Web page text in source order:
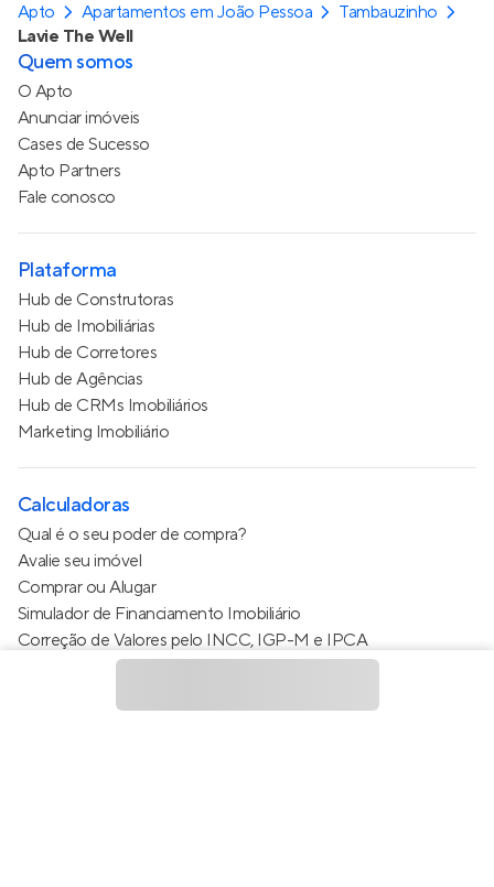
Apto Apartamentos em João Pessoa
Tambauzinho
Lavie The Well
Quem somos
O Apto
Anunciar imóveis
Cases de Sucesso
Apto Partners
Fale conosco
Plataforma
Hub de Construtoras
Hub de Imobiliárias
Hub de Corretores
Hub de Agências
Hub de CRMs Imobiliários
Marketing Imobiliário
Calculadoras
Qual é o seu poder de compra?
Avalie seu imóvel
Comprar ou Alugar
Simulador de Financiamento Imobiliário
Correção de Valores pelo INCC, IGP-M e IPCA
Estimativa de valor do condomínio